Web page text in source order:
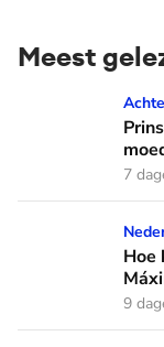
Meest
Prinses Amalia
7
Hoe koning
Hoe
9